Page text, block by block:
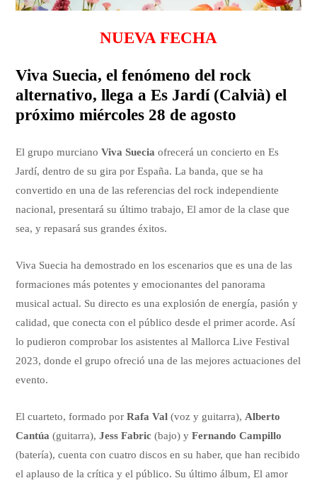
NUEVA FECHA
Viva Suecia, el fenómeno del rock
alternativo, llega a Es Jardí (Calvià) el
próximo miércoles 28 de agosto
El grupo murcianoViva Suecia ofrecerá un concierto en Es
Jardí, dentro de su gira por España. La banda, que se ha
convertido en una de las referencias del rock independiente
nacional, presentará su último trabajo, El amor de la clase que
sea, y repasará sus grandes éxitos.
Viva Suecia ha demostrado en los escenarios que es una de las
formaciones más potentes y emocionantes del panorama
musical actual. Su directo es una explosión de energía, pasión y
calidad, que conecta con el público desde el primer acorde. Así
lo pudieron comprobar los asistentes al Mallorca Live Festival
2023, donde el grupo ofreció una de las mejores actuaciones del
evento.
El cuarteto, formado porRafa Val (voz y guitarra), Alberto
Cantúa (guitarra),Jess Fabric (bajo) yFernando Campillo
(batería), cuenta con cuatro discos en su haber, que han recibido
el aplauso de la crítica y el público. Su último álbum, El amor